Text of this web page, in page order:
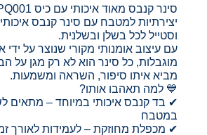
יצירתיות למטבח עם סינר קנבס
וסטייל לכל בשלן ובשלנית.
עם עיצוב אומנותי מקורי שנוצר על ידי
מוגבלות, כל סינר הוא לא רק מגן על
מביא איתו סיפור, השראה ומשמעות.
💙 למה תאהבו אותו?
✔ בד קנבס איכותי במיוחד – מתאים
במטבח
✔ מכפלת מחוזקת – לעמידות לאורך